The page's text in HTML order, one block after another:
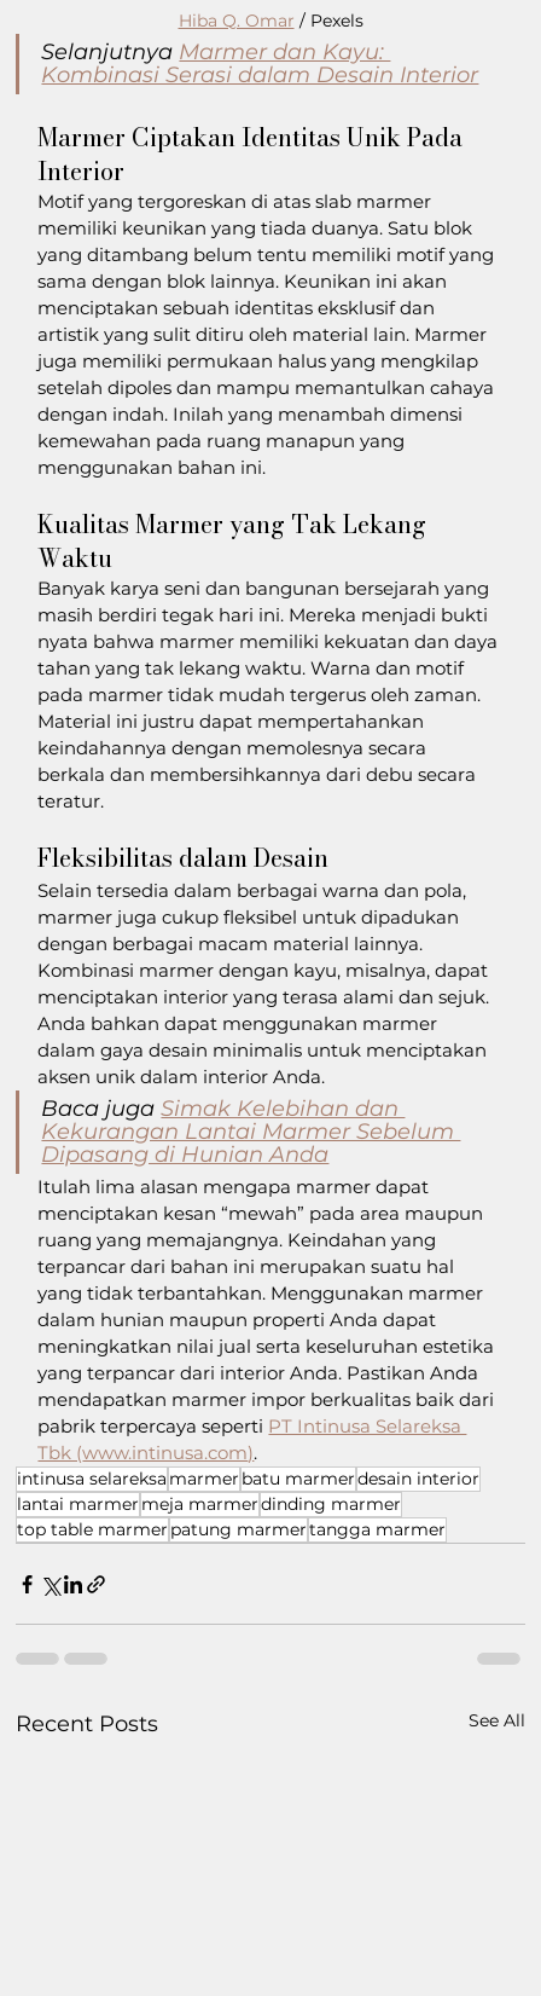
Hiba Q. Omar / Pexels
Selanjutnya Marmer dan Kayu:
Kombinasi Serasi dalam Desain Interior
Marmer Ciptakan Identitas Unik Pada
Interior
Motif yang tergoreskan di atas slab marmer
memiliki keunikan yang tiada duanya. Satu blok
yang ditambang belum tentu memiliki motif yang
sama dengan blok lainnya. Keunikan ini akan
menciptakan sebuah identitas eksklusif dan
artistik yang sulit ditiru oleh material lain. Marmer
juga memiliki permukaan halus yang mengkilap
setelah dipoles dan mampu memantulkan cahaya
dengan indah. Inilah yang menambah dimensi
kemewahan pada ruang manapun yang
menggunakan bahan ini.
Kualitas Marmer yang Tak Lekang
Waktu
Banyak karya seni dan bangunan bersejarah yang
masih berdiri tegak hari ini. Mereka menjadi bukti
nyata bahwa marmer memiliki kekuatan dan daya
tahan yang tak lekang waktu. Warna dan motif
pada marmer tidak mudah tergerus oleh zaman.
Material ini justru dapat mempertahankan
keindahannya dengan memolesnya secara
berkala dan membersihkannya dari debu secara
teratur.
Fleksibilitas dalam Desain
Selain tersedia dalam berbagai warna dan pola,
marmer juga cukup fleksibel untuk dipadukan
dengan berbagai macam material lainnya.
Kombinasi marmer dengan kayu, misalnya, dapat
menciptakan interior yang terasa alami dan sejuk.
Anda bahkan dapat menggunakan marmer
dalam gaya desain minimalis untuk menciptakan
aksen unik dalam interior Anda.
Baca juga Simak Kelebihan dan
Kekurangan Lantai Marmer Sebelum
Dipasang di Hunian Anda
Itulah lima alasan mengapa marmer dapat
menciptakan kesan “mewah” pada area maupun
ruang yang memajangnya. Keindahan yang
terpancar dari bahan ini merupakan suatu hal
yang tidak terbantahkan. Menggunakan marmer
dalam hunian maupun properti Anda dapat
meningkatkan nilai jual serta keseluruhan estetika
yang terpancar dari interior Anda. Pastikan Anda
mendapatkan marmer impor berkualitas baik dari
pabrik terpercaya seperti PT Intinusa Selareksa
Tbk (www.intinusa.com).
intinusa selareksa marmer batu marmerdesain interior
lantai marmer meja marmerdinding marmer
top table marmer patung marmertangga marmer
Recent Posts See All